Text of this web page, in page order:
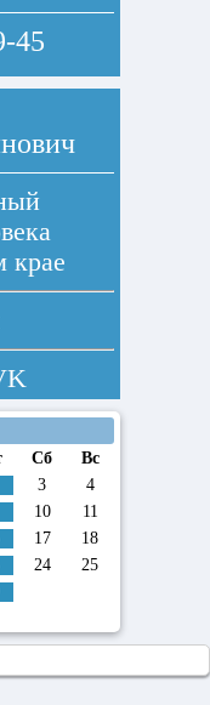
45
крае
Сб
Вс
3
4
10
11
17
18
24
25